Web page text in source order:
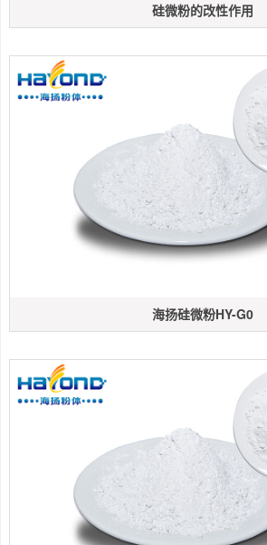
硅微粉的改性作用
海扬硅微粉HY-G0